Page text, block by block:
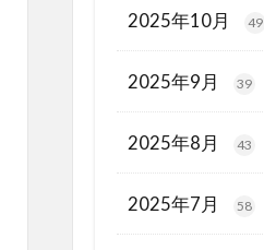
2025年10月 49
2025年9月 39
2025年8月 43
2025年7月 58